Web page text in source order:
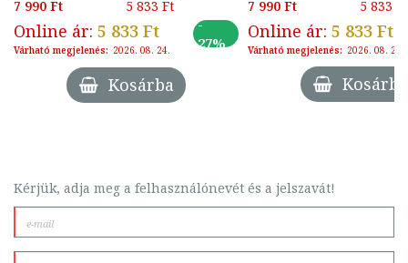
7 990 Ft 5 833 Ft
Online ár: 5 833 Ft
-
27%
Várható megjelenés: 2026. 08. 24.
Kosárba
7 990 Ft 5 833 Ft
Online ár: 5 833 Ft
Várható megjelenés: 2026. 08. 24.
Kosárba
Kérjük, adja meg a felhasználónevét és a jelszavát!